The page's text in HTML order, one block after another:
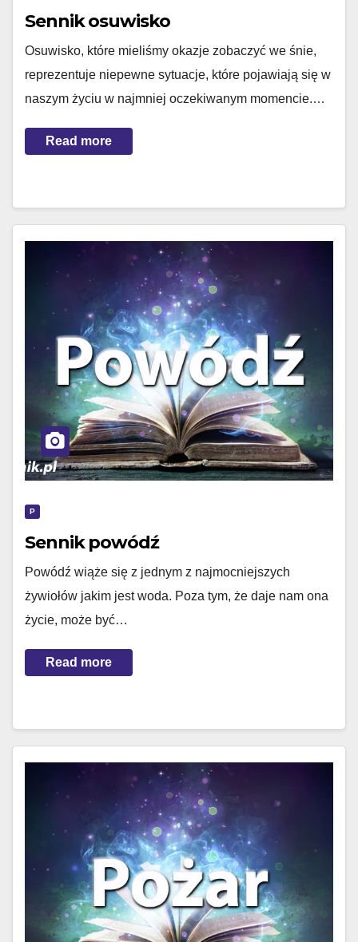
Sennik osuwisko
Osuwisko, które mieliśmy okazje zobaczyć we śnie,
reprezentuje niepewne sytuacje, które pojawiają się w
naszym życiu w najmniej oczekiwanym momencie.…
Read more
P
Sennik powódź
Powódź wiąże się z jednym z najmocniejszych
żywiołów jakim jest woda. Poza tym, że daje nam ona
życie, może być…
Read more